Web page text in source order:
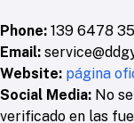
Phone: 139 6478
Email:
Website: página
Social Media: No
verificado en las